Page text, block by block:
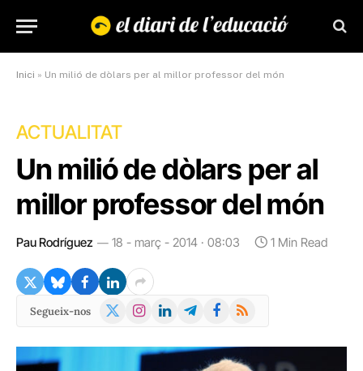
Inici » Un milió de dòlars per al millor professor del món
ACTUALITAT
Un milió de dòlars per al
millor professor del món
Pau Rodríguez 18 - març - 2014 · 08:03 1 Min Read
Segueix-nos
X
Instagram
LinkedInTelegramFacebook
RSS